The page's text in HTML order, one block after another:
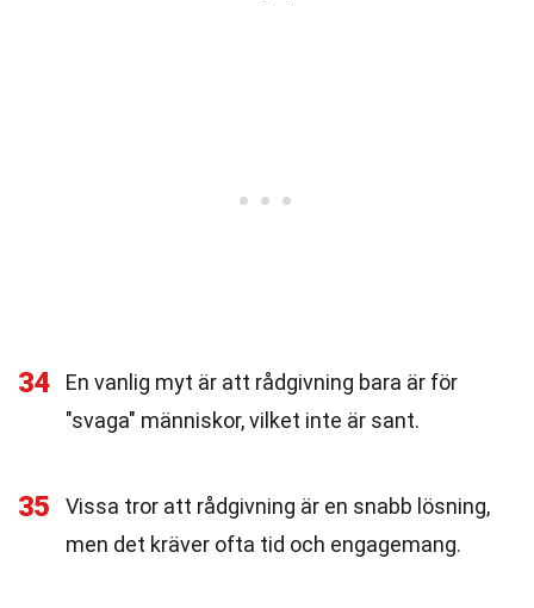
34
En vanlig myt är att rådgivning bara är för
"svaga" människor, vilket inte är sant.
35
Vissa tror att rådgivning är en snabb lösning,
men det kräver ofta tid och engagemang.